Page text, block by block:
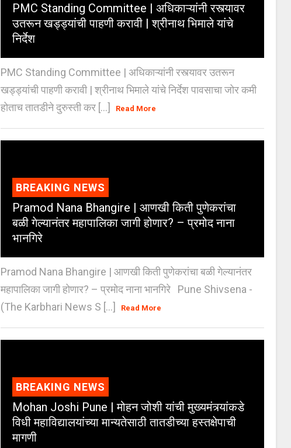
PMC Standing Committee | अधिकाऱ्यांनी रस्त्यावर
उतरून खड्ड्यांची पाहणी करावी | श्रीनाथ भिमाले यांचे
निर्देश
PMC Standing Committee | अधिकाऱ्यांनी रस्त्यावर उतरून
खड्ड्यांची पाहणी करावी | श्रीनाथ भिमाले यांचे निर्देश पावसाचा जोर कमी
होताच तातडीने दुरुस्ती कर [...]
Read More
BREAKING NEWS
Pramod Nana Bhangire | आणखी किती पुणेकरांचा
बळी गेल्यानंतर महापालिका जागी होणार? – प्रमोद नाना
भानगिरे
Pramod Nana Bhangire | आणखी किती पुणेकरांचा बळी गेल्यानंतर
महापालिका जागी होणार? – प्रमोद नाना भानगिरे Pune Shivsena -
(The Karbhari News S [...]
Read More
BREAKING NEWS
Mohan Joshi Pune | मोहन जोशी यांची मुख्यमंत्र्यांकडे
विधी महाविद्यालयांच्या मान्यतेसाठी तातडीच्या हस्तक्षेपाची
मागणी